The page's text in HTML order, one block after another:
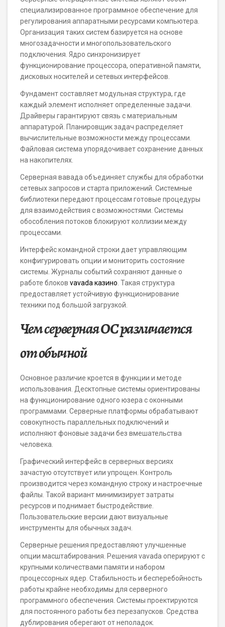
специализированное программное обеспечение для
регулирования аппаратными ресурсами компьютера.
Организация таких систем базируется на основе
многозадачности и многопользовательского
подключения. Ядро синхронизирует
функционирование процессора, оперативной памяти,
дисковых носителей и сетевых интерфейсов.
Фундамент составляет модульная структура, где
каждый элемент исполняет определенные задачи.
Драйверы гарантируют связь с материальным
аппаратурой. Планировщик задач распределяет
вычислительные возможности между процессами.
Файловая система упорядочивает сохранение данных
на накопителях.
Серверная вавада объединяет службы для обработки
сетевых запросов и старта приложений. Системные
библиотеки передают процессам готовые процедуры
для взаимодействия с возможностями. Системы
обособления потоков блокируют коллизии между
процессами.
Интерфейс командной строки дает управляющим
конфигурировать опции и мониторить состояние
системы. Журналы событий сохраняют данные о
работе блоков vavada казино . Такая структура
предоставляет устойчивую функционирование
техники под большой загрузкой.
Чем серверная ОС различается
от обычной
Основное различие кроется в функции и методе
использования. Десктопные системы ориентированы
на функционирование одного юзера с оконными
программами. Серверные платформы обрабатывают
совокупность параллельных подключений и
исполняют фоновые задачи без вмешательства
человека.
Графический интерфейс в серверных версиях
зачастую отсутствует или упрощен. Контроль
производится через командную строку и настроечные
файлы. Такой вариант минимизирует затраты
ресурсов и поднимает быстродействие.
Пользовательские версии дают визуальные
инструменты для обычных задач.
Серверные решения предоставляют улучшенные
опции масштабирования. Решения vavada оперируют с
крупными количествами памяти и набором
процессорных ядер. Стабильность и бесперебойность
работы крайне необходимы для серверного
программного обеспечения. Системы проектируются
для постоянного работы без перезапусков. Средства
дублирования оберегают от неполадок.